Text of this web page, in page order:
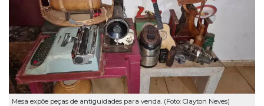
Mesa expõe peças de antiguidades para venda. (Foto: Clayton Neves)